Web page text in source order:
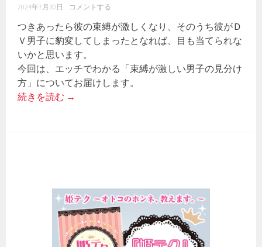
2024年7月30日 コメントする
つきあったら彼の束縛が激しくなり、そのうち彼がＤ
Ｖ男子に豹変してしまったとなれば、目も当てられな
いかと思います。
今回は、エッチでわかる「束縛が激しい男子の見分け
方」についてお届けします。
続きを読む →